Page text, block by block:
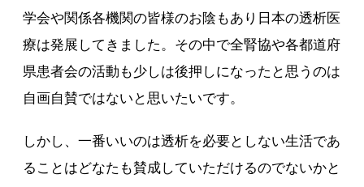
学会や関係各機関の皆様のお陰もあり日本の透析医
療は発展してきました。その中で全腎協や各都道府
県患者会の活動も少しは後押しになったと思うのは
自画自賛ではないと思いたいです。
しかし、一番いいのは透析を必要としない生活であ
ることはどなたも賛成していただけるのでないかと